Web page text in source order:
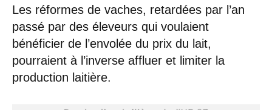
Les réformes de vaches, retardées par l’an
passé par des éleveurs qui voulaient
bénéficier de l’envolée du prix du lait,
pourraient à l’inverse affluer et limiter la
production laitière.